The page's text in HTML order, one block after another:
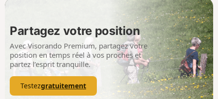
t
i
o
n
e
c
h
a
m
p
d
e
m
o
i
Partagez votre position
Avec Visorando Premium, partagez votre
position en temps réel à vos proches et
partez l’esprit tranquille.
Testezgratuitement